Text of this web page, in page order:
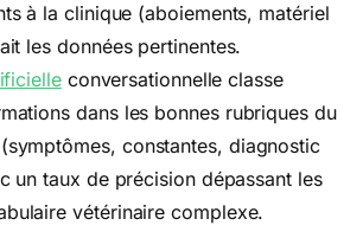
à la clinique (aboiements, matériel
les données pertinentes.
conversationnelle classe
dans les bonnes rubriques du
constantes, diagnostic
un taux de précision dépassant les
vétérinaire complexe.